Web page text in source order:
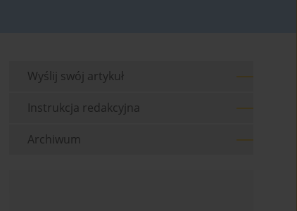
Wyślij swój artykuł
Instrukcja redakcyjna
Archiwum